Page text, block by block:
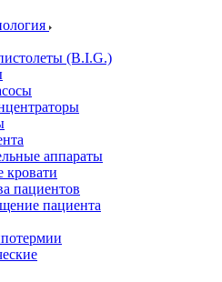
(B.I.G.)
аппараты
кровати
пациентов
пациента